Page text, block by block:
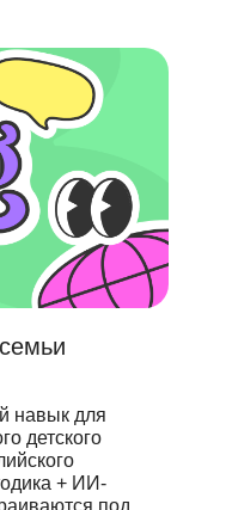
навык для
детского
+ ИИ-
под